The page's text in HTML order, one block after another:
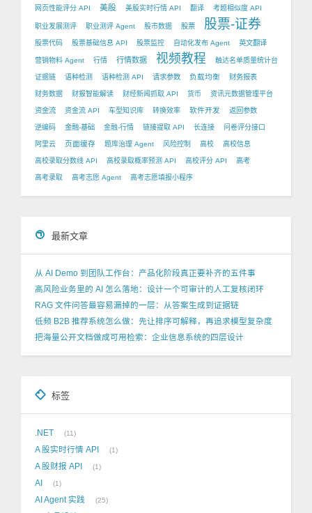
网页性能评分 API 美股 美股实时行情 API 翻译 考题相似度 API
职业发展测评 职业测评 Agent 股市数据 股票 股票-证券
股票代码 股票基础信息 API 股票监控 自动化发布 Agent 英文翻译
营销物料 Agent 行情 行情数据 视频教程 触达名单质量统计台
证据链 语种检测 语种检测 API 请求参数 负载均衡 财务报表
财务数据 财报智能解读 财经新闻抓取 API 货币 资讯元数据管理平台
资金流 资金流 API 车型知识库 转换效率 软件开发 返回参数
逆编码 金融-基础 金融-行情 链接提取 API 长连接 问卷评分接口
阿里云 页面缓存 题库治理 Agent 风险控制 高校 高校信息
高校录取分数线 API 高校录取概率预测 API 高校评分 API 高考
高考录取 高考志愿 Agent 高考志愿填报小程序
最新文章
从 AI Demo 到团队工作台：产品化阶段真正要补齐的五件事
高风险业务里的 AI 怎么落地：设计一个可审计的人工复核闭环
RAG 文件问答最容易漏掉的一层：从答案生成到证据链
低频 B2B 推荐系统怎么做：先让排序可解释，再追求模型复杂度
把海量公开文档做成可用检索：企业信息系统的四层设计
标签
.NET 11
A 股实时行情 API 1
A 股财报 API 1
AI 1
AI Agent 实践 25